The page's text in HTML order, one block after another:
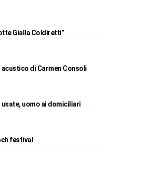
Gialla Coldiretti”
di Carmen Consoli
uomo ai domiciliari
festival